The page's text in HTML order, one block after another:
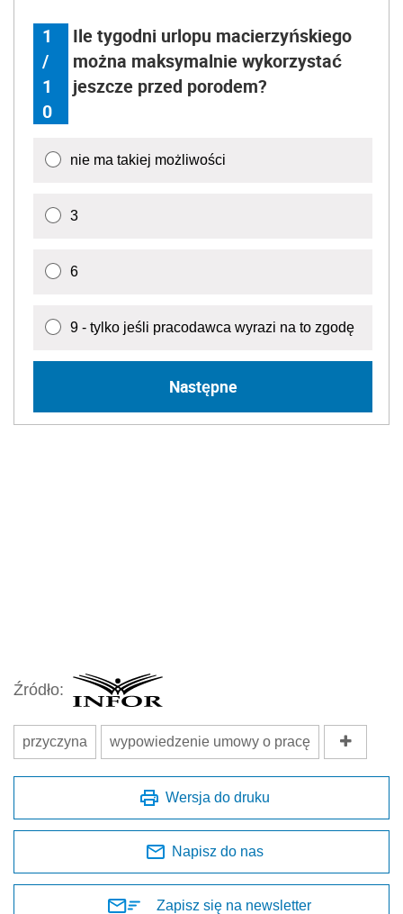
1
/
1
0
Ile tygodni urlopu macierzyńskiego
można maksymalnie wykorzystać
jeszcze przed porodem?
nie ma takiej możliwości
3
6
9 - tylko jeśli pracodawca wyrazi na to zgodę
Następne
Źródło:
przyczyna wypowiedzenie umowy o pracę
Wersja do druku
Napisz do nas
Zapisz się na newsletter